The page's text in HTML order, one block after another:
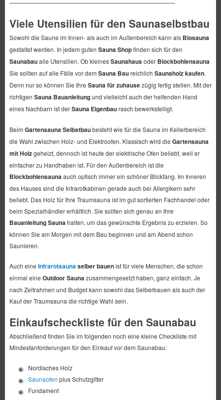
————————————————————————————
Viele Utensilien für den Saunaselbstbau
Sowohl die Saune im Innen- als auch im Außenbereich kann als Biosauna
gestaltet werden. In jedem guten Sauna Shopfinden sich für den
Saunabaualle Utensilien. Ob kleinesSaunahausoder Blockbohlensauna
Sie sollten auf alle Fälle vor dem Sauna Baureichlich Saunaholz kaufen.
Denn nur so können Sie Ihre Sauna für zuhausezügig fertig stellen. Mit der
richtigen Sauna Bauanleitungund vielleicht auch der helfenden Hand
eines Nachbarn ist derSauna Eigenbaurasch bewerkstelligt.
Beim Gartensauna Selbstbaubesteht wie für die Sauna im Kellerbereich
die Wahl zwischen Holz- und Elektroofen. Klassisch wird die Gartensauna
mit Holzgeheizt, dennoch ist heute der elektrische Ofen beliebt, weil er
einfacher zu Handhaben ist. Für den Außenbereich ist die
Blockbohlensauna auch optisch immer ein schöner Blickfang. Im Inneren
des Hauses sind die Infrarotkabinen gerade auch bei Allergikern sehr
beliebt. Das Holz für Ihre Traumsauna ist im gut sortierten Fachhandel oder
beim Spezialhändler erhältlich. Sie sollten sich genau an Ihre
Bauanleitung Sauna halten, um das gewünschte Ergebnis zu erzielen. So
können Sie am Morgen mit dem Bau beginnen und am Abend schon
Saunieren.
Auch eine Infrarotsaunaselber bauenist für viele Menschen, die schon
einmal eine Outdoor Sauna zusammengesetzt haben, ganz einfach. Je
nach Zeitrahmen und Budget kann sowohl das Selberbauen als auch der
Kauf der Traumsauna die richtige Wahl sein.
Einkaufscheckliste für den Saunabau
Abschließend finden Sie im folgenden noch eine kleine Checkliste mit
Mindestanforderungen für den Einkauf vor dem Saunabau:
Nordisches Holz
Saunaofen plus Schutzgitter
Fundament